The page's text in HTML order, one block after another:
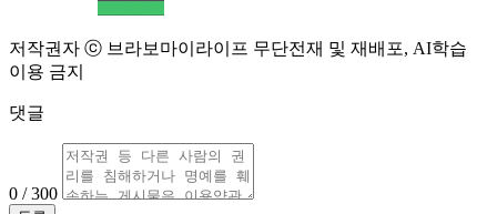
저작권자 ⓒ 브라보마이라이프 무단전재 및 재배포, AI학습
이용 금지
댓글
0 / 300